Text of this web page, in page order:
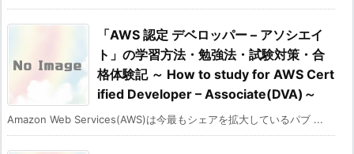
「AWS 認定 デベロッパー – アソシエイ
ト」の学習方法・勉強法・試験対策・合
格体験記 ～ How to study for AWS Cert
ified Developer – Associate(DVA)～
Amazon Web Services(AWS)は今最もシェアを拡大しているパブ ...